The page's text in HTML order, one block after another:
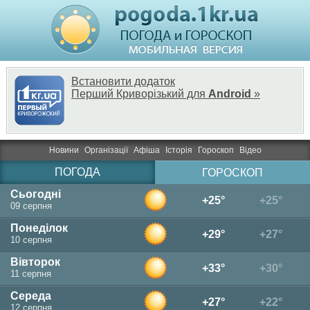
Встановити додаток
Перший Криворізький для Android »
Новини Організації Афіша Історія Гороскоп Відео
ПОГОДА
ГОРОСКОП
Сьогодні
+25° +25°
09 серпня
Понеділок
+29° +27°
10 серпня
Вівторок
+33° +30°
11 серпня
Середа
+27° +22°
12 серпня